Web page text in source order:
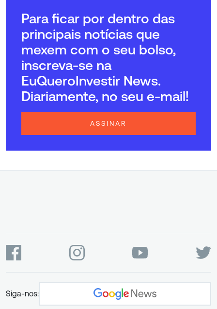
Para ficar por dentro das
principais notícias que
mexem com o seu bolso,
inscreva-se na
EuQueroInvestir News.
Diariamente, no seu e-mail!
ASSINAR
Siga-nos: